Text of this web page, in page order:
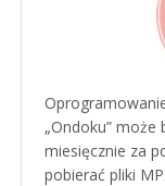
„Ondoku” może
miesięcznie za
pobierać pliki